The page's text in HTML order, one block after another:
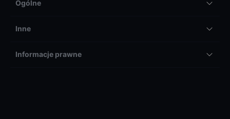
Ogólne
Inne
Informacje prawne